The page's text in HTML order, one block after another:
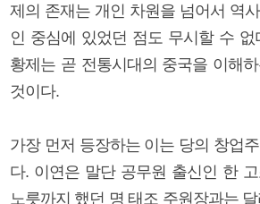
제의 존재는 개인 차원을 넘어서 역
인 중심에 있었던 점도 무시할 수 없
황제는 곧 전통시대의 중국을 이해
것이다.
가장 먼저 등장하는 이는 당의 창업
다. 이연은 말단 공무원 출신인 한
노릇까지 했던 명 태조 주원장과는